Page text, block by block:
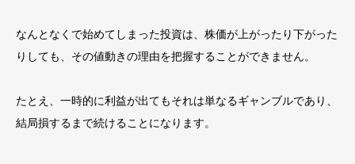
なんとなくで始めてしまった投資は、 株価が上がったり下がった
りしても、その値動きの理由を把握することができません。
たとえ、一時的に利益が出てもそれは単なるギャンブルであり、
結局損するまで続けることになります。